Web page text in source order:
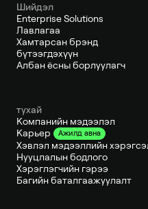
Шийдэл
Enterprise Solutions
Лавлагаа
Хамтарсан брэнд
бүтээгдэхүүн
Албан ёсны борлуулагч
тухай
Компанийн мэдээлэл
Карьер
Ажилд авна
Хэвлэл мэдээллийн
Нууцлалын бодлого
Хэрэглэгчийн гэрээ
Багийн баталгаажуулалт